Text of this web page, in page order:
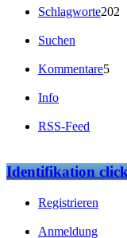
Schlagworte202
Suchen
Kommentare5
Info
RSS-Feed
Identifikation
Registrieren
Anmeldung